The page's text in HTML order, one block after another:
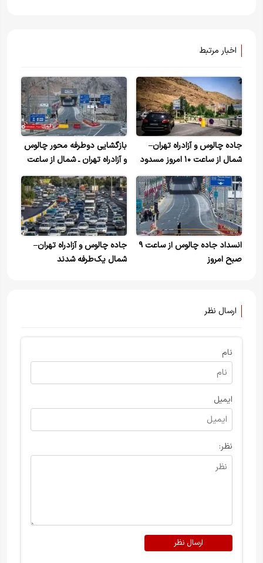
اخبار مرتبط
جاده چالوس و آزادراه تهران–
شمال از ساعت ۱۰ امروز مسدود
می‌شود
بازگشایی دوطرفه محور چالوس
و آزادراه تهران ـ شمال از ساعت
۲۱ امشب
انسداد جاده چالوس از ساعت ۹
صبح امروز
جاده چالوس و آزادراه تهران–
شمال یک‌طرفه شدند
ارسال نظر
نام
ایمیل
نظر:
ارسال نظر